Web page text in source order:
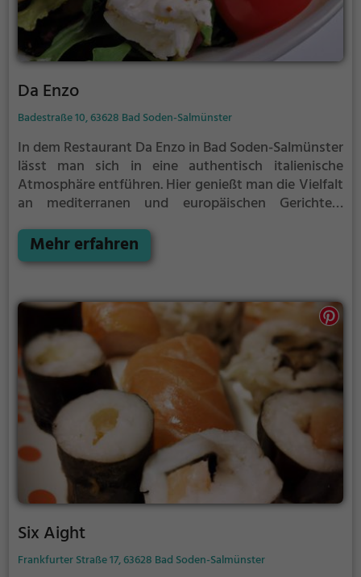
Da Enzo
Badestraße 10, 63628 Bad Soden-Salmünster
In dem Restaurant Da Enzo in Bad Soden-Salmünster
lässt man sich in eine authentisch italienische
Atmosphäre entführen. Hier genießt man die Vielfalt
an mediterranen und europäischen Gerichten,
Optionen. Die umfangreiche Getränkekarte lockt mit
erfrischenden Cocktails und einer großen Auswahl
sich in Ruhe zurücklehnen und die kulinarischen
Köstlichkeiten genießen. Ein Besuch im Da Enzo
verspricht nicht nur zufriedene Geschmacksnerven,
sondern auch eine entspannte Auszeit vom Alltag.
Mehr erfahren
Six Aight
Frankfurter Straße 17, 63628 Bad Soden-Salmünster